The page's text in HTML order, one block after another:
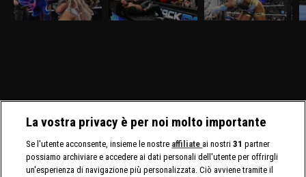
discovery+, Giulia e
Tiffany Stratton si sfidano
discovery+, c'è il match
molto atteso fra Drew
discovery+, Cody Rhodes
e Randy Orton firmano il
La vostra privacy è per noi molto importante
Se l'utente acconsente, insieme le nostre affiliate ai nostri31 partner
possiamo archiviare e accedere ai dati personali dell'utente per offrirgli
un'esperienza di navigazione più personalizzata. Ciò avviene tramite il